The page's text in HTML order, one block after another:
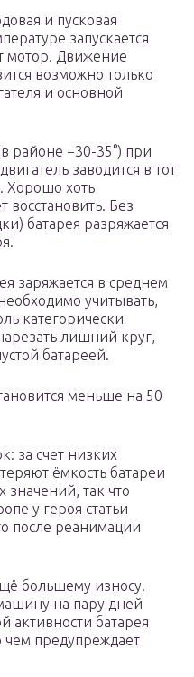
и пусковая
запускается
мотор. Движение
возможно только
и основной
районе −30-35°) при
заводится в тот
Хорошо хоть
восстановить. Без
батарея разряжается
заряжается в среднем
учитывать,
категорически
лишний круг,
батареей.
меньше на 50
за счет низких
ёмкость батареи
значений, так что
у героя статьи
после реанимации
большему износу.
на пару дней
активности батарея
чем предупреждает